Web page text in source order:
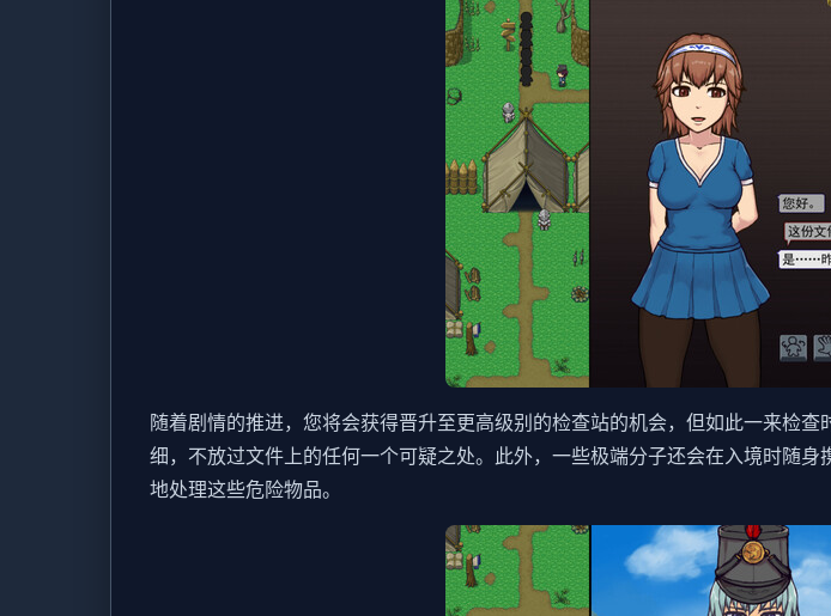
随着剧情的推进，您将会获得晋升至更高级别的检查站的机会，但如此一来检
细，不放过文件上的任何一个可疑之处。此外，一些极端分子还会在入境时随
地处理这些危险物品。